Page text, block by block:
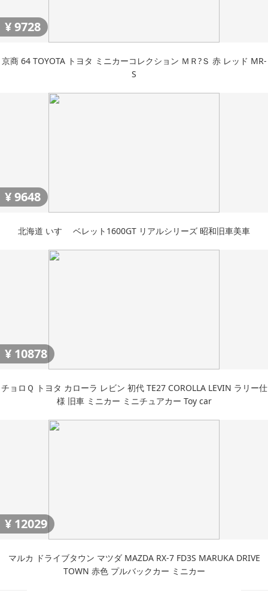
¥9728
京商 64 TOYOTA トヨタ ミニカーコレクション ＭＲ?Ｓ 赤 レッド MR-
S
¥9648
北海道 いすゞ ベレット1600GT リアルシリーズ 昭和旧車美車
¥ 10878
チョロＱ トヨタ カローラ レビン 初代 TE27 COROLLA LEVIN ラリー仕
様 旧車 ミニカー ミニチュアカー Toy car
¥ 12029
マルカ ドライブタウン マツダ MAZDA RX-7 FD3S MARUKA DRIVE
TOWN 赤色 プルバックカー ミニカー